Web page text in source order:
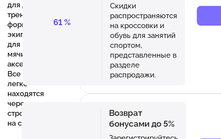
для детей,
тренировочную
форму,
экипировку
для вратарей,
мячи, а также
аксессуары.
Все товары
легко
находятся
через умную
строку поиска
на сайте.
61 %
Скидки
распространяются
на кроссовки и
обувь для занятий
спортом,
представленные в
разделе
распродажи.
Возврат
бонусами до 5%